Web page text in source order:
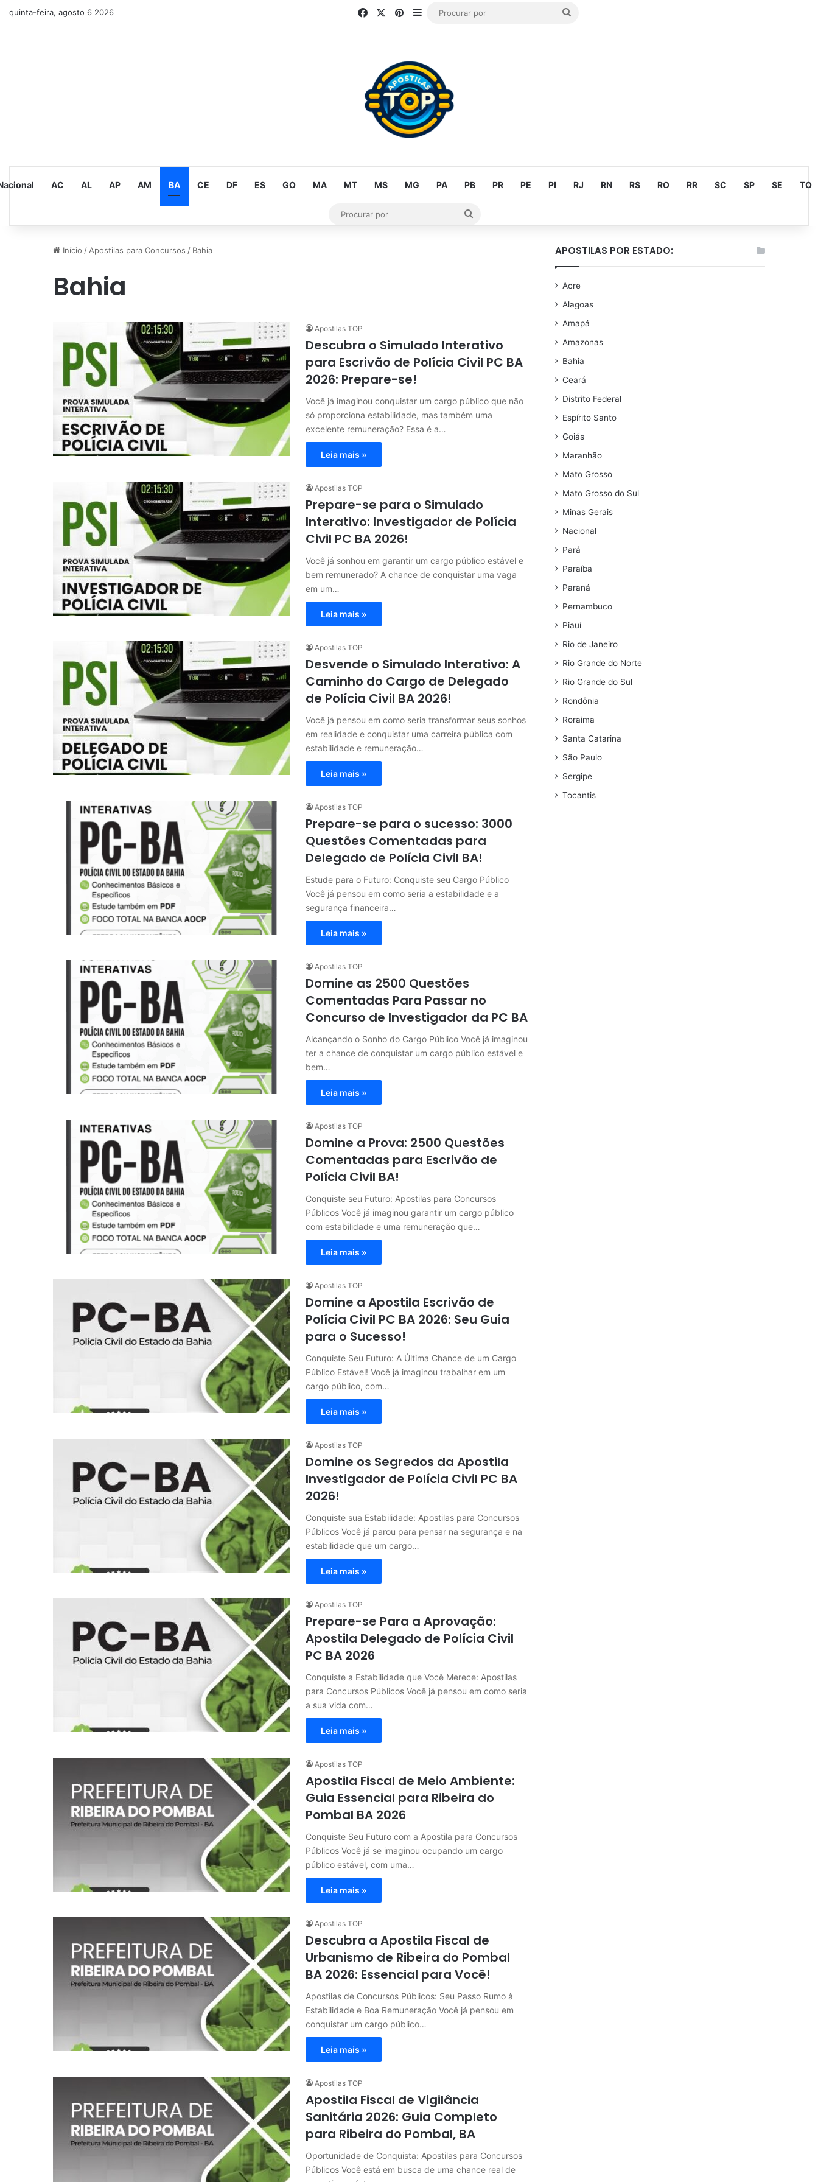
quinta-feira, agosto 6 2026 FacebookPinterest
Barra Lateral
Procurar
AC AL AP AM BA CE DF ES GO MA MT MS MG PA PB PR PE PI RJ RN RS RO RR SC SP SE TO
Procurar
Início / Apostilas para Concursos / Bahia
Bahia
Apostilas TOP
Descubra o Simulado Interativo
para Escrivão de Polícia Civil PC BA
2026: Prepare-se!
Você já imaginou conquistar um cargo público que não
só proporciona estabilidade, mas também uma
excelente remuneração? Essa é a…
Leia mais »
Apostilas TOP
Prepare-se para o Simulado
Interativo: Investigador de Polícia
Civil PC BA 2026!
Você já sonhou em garantir um cargo público estável e
bem remunerado? A chance de conquistar uma vaga
em um…
Leia mais »
Apostilas TOP
Desvende o Simulado Interativo: A
Caminho do Cargo de Delegado
de Polícia Civil BA 2026!
Você já pensou em como seria transformar seus sonhos
em realidade e conquistar uma carreira pública com
estabilidade e remuneração…
Leia mais »
Apostilas TOP
Prepare-se para o sucesso: 3000
Questões Comentadas para
Delegado de Polícia Civil BA!
Estude para o Futuro: Conquiste seu Cargo Público
Você já pensou em como seria a estabilidade e a
segurança financeira…
Leia mais »
Apostilas TOP
Domine as 2500 Questões
Comentadas Para Passar no
Concurso de Investigador da PC BA
Alcançando o Sonho do Cargo Público Você já imaginou
ter a chance de conquistar um cargo público estável e
bem…
Leia mais »
Apostilas TOP
Domine a Prova: 2500 Questões
Comentadas para Escrivão de
Polícia Civil BA!
Conquiste seu Futuro: Apostilas para Concursos
Públicos Você já imaginou garantir um cargo público
com estabilidade e uma remuneração que…
Leia mais »
Apostilas TOP
Domine a Apostila Escrivão de
Polícia Civil PC BA 2026: Seu Guia
para o Sucesso!
Conquiste Seu Futuro: A Última Chance de um Cargo
Público Estável! Você já imaginou trabalhar em um
cargo público, com…
Leia mais »
Apostilas TOP
Domine os Segredos da Apostila
Investigador de Polícia Civil PC BA
2026!
Conquiste sua Estabilidade: Apostilas para Concursos
Públicos Você já parou para pensar na segurança e na
estabilidade que um cargo…
Leia mais »
Apostilas TOP
Prepare-se Para a Aprovação:
Apostila Delegado de Polícia Civil
PC BA 2026
Conquiste a Estabilidade que Você Merece: Apostilas
para Concursos Públicos Você já pensou em como seria
a sua vida com…
Leia mais »
Apostilas TOP
Apostila Fiscal de Meio Ambiente:
Guia Essencial para Ribeira do
Pombal BA 2026
Conquiste Seu Futuro com a Apostila para Concursos
Públicos Você já se imaginou ocupando um cargo
público estável, com uma…
Leia mais »
Apostilas TOP
Descubra a Apostila Fiscal de
Urbanismo de Ribeira do Pombal
BA 2026: Essencial para Você!
Apostilas de Concursos Públicos: Seu Passo Rumo à
Estabilidade e Boa Remuneração Você já pensou em
conquistar um cargo público…
Leia mais »
Apostilas TOP
Apostila Fiscal de Vigilância
Sanitária 2026: Guia Completo
para Ribeira do Pombal, BA
Oportunidade de Conquista: Apostilas para Concursos
Públicos Você está em busca de uma chance real de
APOSTILAS POR ESTADO:
Acre
Alagoas
Amapá
Amazonas
Bahia
Ceará
Distrito Federal
Espírito Santo
Goiás
Maranhão
Mato Grosso
Mato Grosso do Sul
Minas Gerais
Nacional
Pará
Paraíba
Paraná
Pernambuco
Piauí
Rio de Janeiro
Rio Grande do Norte
Rio Grande do Sul
Rondônia
Roraima
Santa Catarina
São Paulo
Sergipe
Tocantis